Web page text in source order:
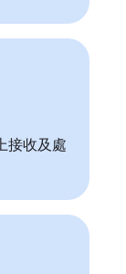
接收及處